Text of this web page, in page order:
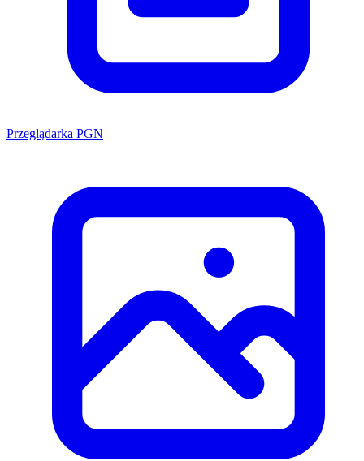
Przeglądarka PGN